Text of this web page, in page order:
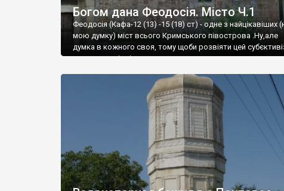
Богом дана Феодосія. Місто Ч.1
Феодосія (Кафа-12 (13) -15 (18) ст) - одне з найцікавіших
мою думку) міст всього Кримського півострова .Ну,але
думка в кожного своя, тому щоби розвіяти цей
запрошую відвідати це